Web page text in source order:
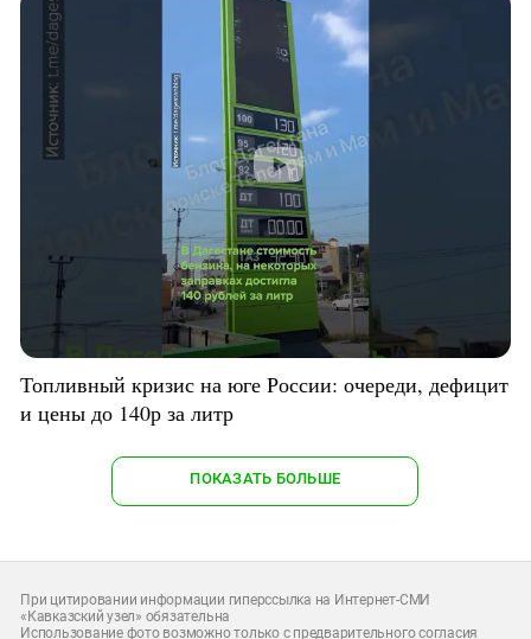
Топливный кризис на юге России: очереди, дефицит
и цены до 140р за литр
ПОКАЗАТЬ БОЛЬШЕ
При цитировании информации гиперссылка на Интернет-СМИ
«Кавказский узел» обязательна
Использование фото возможно только с предварительного согласия